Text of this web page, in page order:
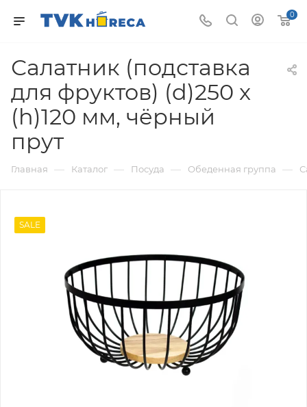
0
Салатник (подставка
для фруктов) (d)250 x
(h)120 мм, чёрный
прут
Главная — Каталог — Посуда — Обеденная группа —
SALE